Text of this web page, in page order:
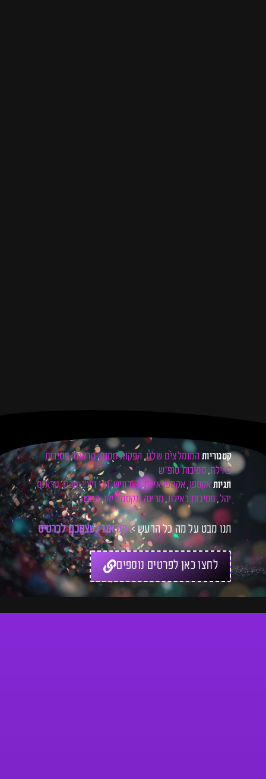
קטגוריות המומלצים שלנו, הפקות חמות,טראנס,מסיבות
באילת, מסיבות סופ"ש
תגיות אקספו,אקספו אילת, דארוויש,ויני ויצ׳י,טכנו,טראנס,
יהל, מסיבות באילת,מרינה מקסמיליאן,פטרה
תנו מבט על מה כל הרעש > ותדאגו לעצמכם לכרטיס
לחצו כאן לפרטים נוספים